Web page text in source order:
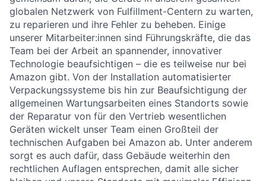
globalen Netzwerk von Fulfillment-Centern zu warten,
zu reparieren und ihre Fehler zu beheben. Einige
unserer Mitarbeiter:innen sind Führungskräfte, die das
Team bei der Arbeit an spannender, innovativer
Technologie beaufsichtigen – die es teilweise nur bei
Amazon gibt. Von der Installation automatisierter
Verpackungssysteme bis hin zur Beaufsichtigung der
allgemeinen Wartungsarbeiten eines Standorts sowie
der Reparatur von für den Vertrieb wesentlichen
Geräten wickelt unser Team einen Großteil der
technischen Aufgaben bei Amazon ab. Unter anderem
sorgt es auch dafür, dass Gebäude weiterhin den
rechtlichen Auflagen entsprechen, damit alle sicher